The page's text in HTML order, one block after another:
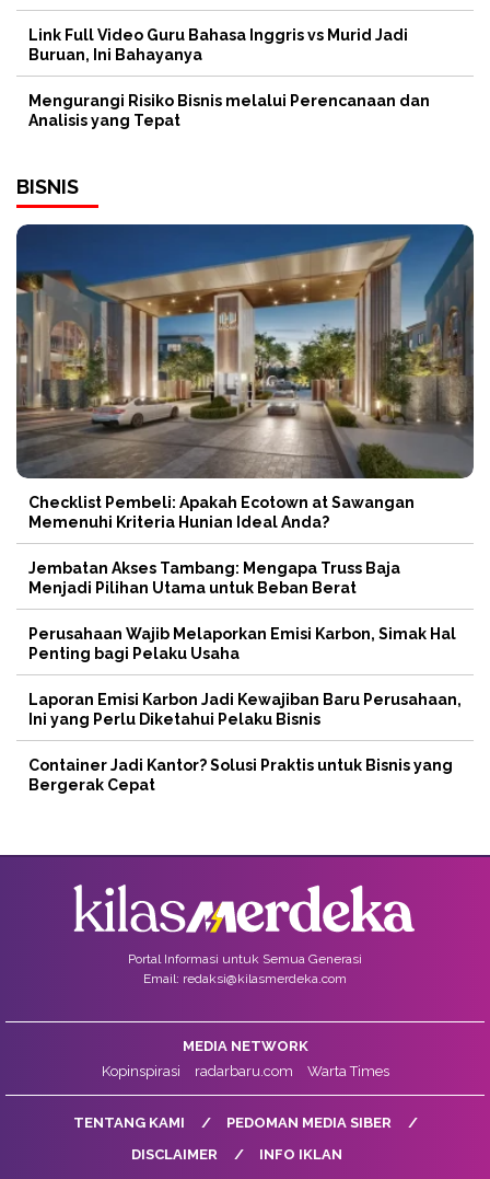
Link Full Video Guru Bahasa Inggris vs Murid Jadi
Buruan, Ini Bahayanya
Mengurangi Risiko Bisnis melalui Perencanaan dan
Analisis yang Tepat
BISNIS
Checklist Pembeli: Apakah Ecotown at Sawangan
Memenuhi Kriteria Hunian Ideal Anda?
Jembatan Akses Tambang: Mengapa Truss Baja
Menjadi Pilihan Utama untuk Beban Berat
Perusahaan Wajib Melaporkan Emisi Karbon, Simak Hal
Penting bagi Pelaku Usaha
Laporan Emisi Karbon Jadi Kewajiban Baru Perusahaan,
Ini yang Perlu Diketahui Pelaku Bisnis
Container Jadi Kantor? Solusi Praktis untuk Bisnis yang
Bergerak Cepat
Portal Informasi untuk Semua Generasi
Email: redaksi@kilasmerdeka.com
MEDIA NETWORK
Kopinspirasi
radarbaru.com Warta Times
TENTANG KAMI
PEDOMAN MEDIA SIBER
DISCLAIMER
INFO IKLAN